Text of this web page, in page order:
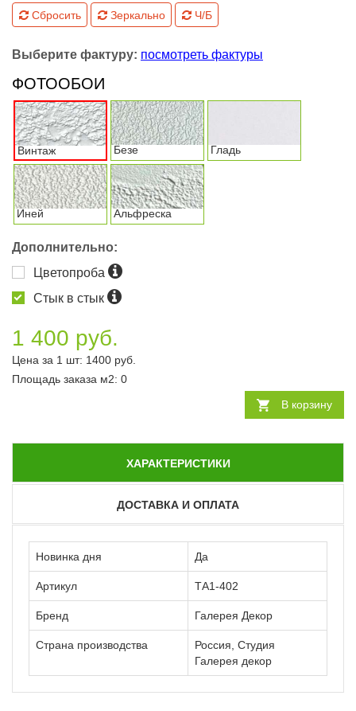
Сбросить Зеркально Ч/Б
Выберите фактуру: посмотреть фактуры
ФОТООБОИ
Винтаж Безе Гладь
Иней Альфреска
Дополнительно:
Цветопроба
Стык в стык
1 400 руб.
Цена за 1 шт: 1400 руб.
Площадь заказа м2: 0
В корзину
ХАРАКТЕРИСТИКИ
ДОСТАВКА И ОПЛАТА
Новинка дня Да
Артикул ТА1-402
Бренд Галерея Декор
Страна производства
Россия, Студия
Галерея декор